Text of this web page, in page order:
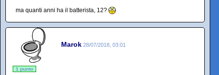
ma quanti anni ha il batterista, 12?
Marok 28/07/2018, 03:01
1 punto